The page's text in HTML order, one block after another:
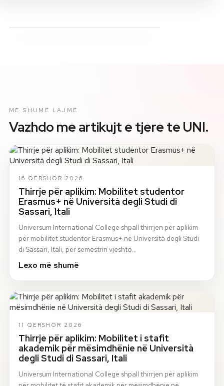
ME SHUME LAJME
Vazhdo me artikujt e tjere te UNI.
16 QERSHOR 2026
Thirrje për aplikim: Mobilitet studentor
Erasmus+ në Università degli Studi di
Sassari, Itali
Universum International College shpall thirrjen për aplikim
për mobilitet studentor Erasmus+ në Università degli Studi
di Sassari, Itali, për semestrin vjeshto…
Lexo më shumë
11 QERSHOR 2026
Thirrje për aplikim: Mobilitet i stafit
akademik për mësimdhënie në Università
degli Studi di Sassari, Itali
Universum International College shpall thirrjen për aplikim